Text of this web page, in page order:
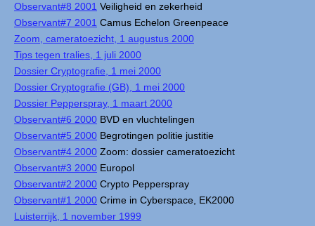
Observant#8 2001 Veiligheid en zekerheid
Observant#7 2001 Camus Echelon Greenpeace
Zoom, cameratoezicht, 1 augustus 2000
Tips tegen tralies, 1 juli 2000
Dossier Cryptografie, 1 mei 2000
Dossier Cryptografie (GB), 1 mei 2000
Dossier Pepperspray, 1 maart 2000
Observant#6 2000 BVD en vluchtelingen
Observant#5 2000 Begrotingen politie justitie
Observant#4 2000 Zoom: dossier cameratoezicht
Observant#3 2000 Europol
Observant#2 2000 Crypto Pepperspray
Observant#1 2000 Crime in Cyberspace, EK2000
Luisterrijk, 1 november 1999